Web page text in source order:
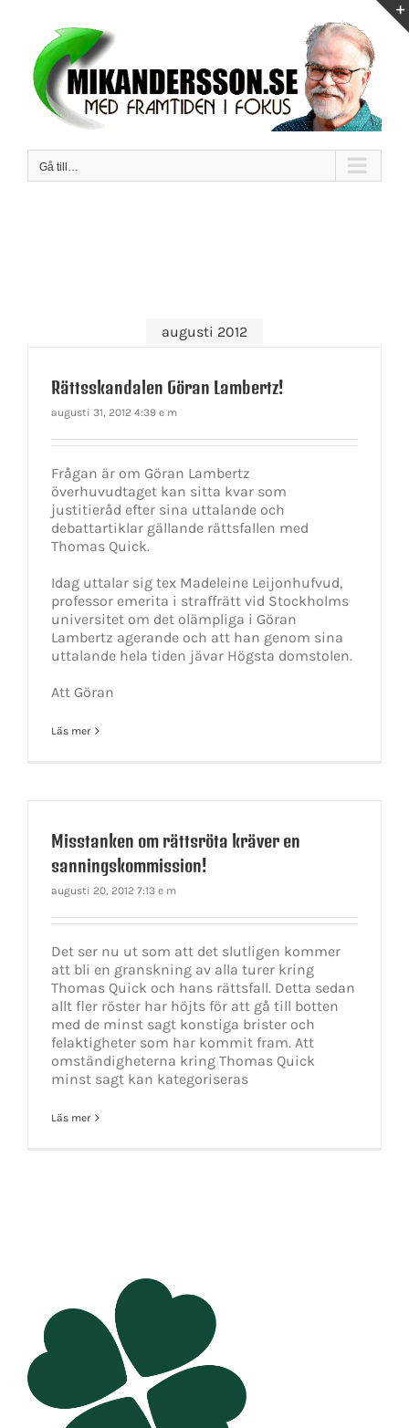
innehållet
Gå till…
augusti 2012
Rättsskandalen Göran Lambertz!
augusti 31, 2012 4:39 e m
Frågan är om Göran Lambertz
överhuvudtaget kan sitta kvar som
justitieråd efter sina uttalande och
debattartiklar gällande rättsfallen med
Thomas Quick.
Idag uttalar sig tex Madeleine Leijonhufvud,
professor emerita i straffrätt vid Stockholms
universitet om det olämpliga i Göran
Lambertz agerande och att han genom sina
uttalande hela tiden jävar Högsta domstolen.
Att Göran
Läs mer
Misstanken om rättsröta kräver en
sanningskommission!
augusti 20, 2012 7:13 e m
Det ser nu ut som att det slutligen kommer
att bli en granskning av alla turer kring
Thomas Quick och hans rättsfall. Detta sedan
allt fler röster har höjts för att gå till botten
med de minst sagt konstiga brister och
felaktigheter som har kommit fram. Att
omständigheterna kring Thomas Quick
minst sagt kan kategoriseras
Läs mer